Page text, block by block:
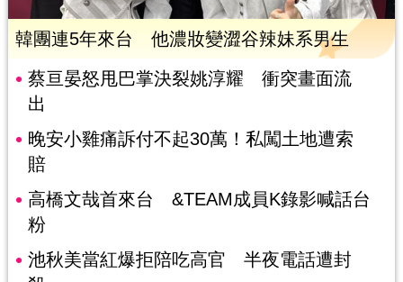
韓團連5年來台 他濃妝變澀谷辣妹系男生
蔡亘晏怒甩巴掌決裂姚淳耀 衝突畫面流
出
晚安小雞痛訴付不起30萬！私闖土地遭索
賠
高橋文哉首來台 &TEAM成員K錄影喊話台
粉
池秋美當紅爆拒陪吃高官 半夜電話遭封